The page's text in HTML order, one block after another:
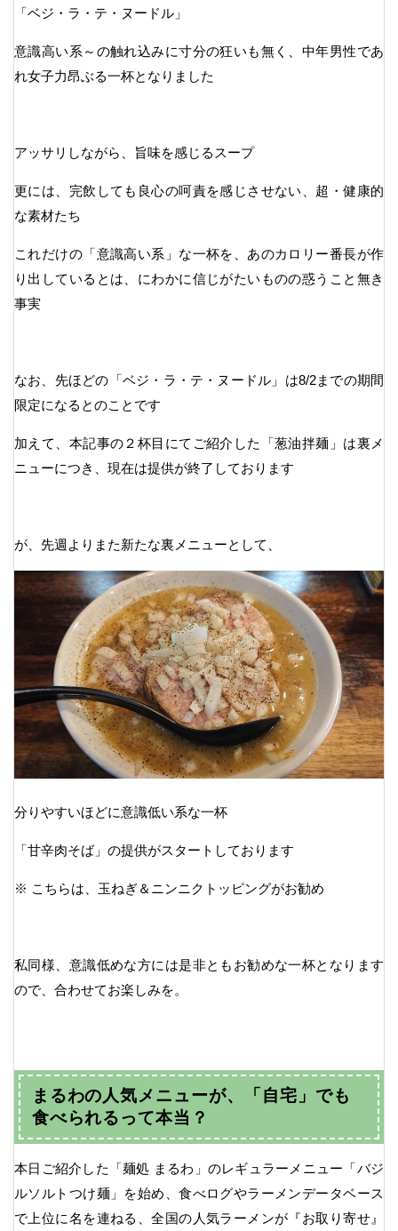
「ベジ・ラ・テ・ヌードル」
意識高い系～の触れ込みに寸分の狂いも無く、中年男性であ
れ女子力昂ぶる一杯となりました
アッサリしながら、旨味を感じるスープ
更には、完飲しても良心の呵責を感じさせない、超・健康的
な素材たち
これだけの「意識高い系」な一杯を、あのカロリー番長が作
り出しているとは、にわかに信じがたいものの惑うこと無き
事実
なお、先ほどの「ベジ・ラ・テ・ヌードル」は8/2までの期間
限定になるとのことです
加えて、本記事の２杯目にてご紹介した「葱油拌麺」は裏メ
ニューにつき、現在は提供が終了しております
が、先週よりまた新たな裏メニューとして、
分りやすいほどに意識低い系な一杯
「甘辛肉そば」の提供がスタートしております
※ こちらは、玉ねぎ＆ニンニクトッピングがお勧め
私同様、意識低めな方には是非ともお勧めな一杯となります
ので、合わせてお楽しみを。
まるわの人気メニューが、「自宅」でも
食べられるって本当？
本日ご紹介した「麺処 まるわ」のレギュラーメニュー「バジ
ルソルトつけ麺」を始め、食べログやラーメンデータベース
で上位に名を連ねる、全国の人気ラーメンが『お取り寄せ』